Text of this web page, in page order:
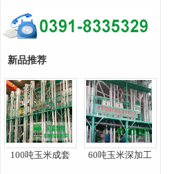
新品推荐
100吨玉米成套 60吨玉米深加工